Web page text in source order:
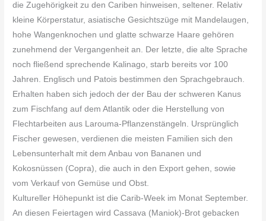
die Zugehörigkeit zu den Cariben hinweisen, seltener. Relativ
kleine Körperstatur, asiatische Gesichtszüge mit Mandelaugen,
hohe Wangenknochen und glatte schwarze Haare gehören
zunehmend der Vergangenheit an. Der letzte, die alte Sprache
noch fließend sprechende Kalinago, starb bereits vor 100
Jahren. Englisch und Patois bestimmen den Sprachgebrauch.
Erhalten haben sich jedoch der der Bau der schweren Kanus
zum Fischfang auf dem Atlantik oder die Herstellung von
Flechtarbeiten aus Larouma-Pflanzenstängeln. Ursprünglich
Fischer gewesen, verdienen die meisten Familien sich den
Lebensunterhalt mit dem Anbau von Bananen und
Kokosnüssen (Copra), die auch in den Export gehen, sowie
vom Verkauf von Gemüse und Obst.
Kultureller Höhepunkt ist die Carib-Week im Monat September.
An diesen Feiertagen wird Cassava (Maniok)-Brot gebacken